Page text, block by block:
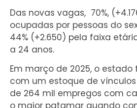
Das novas vagas, 70%,
ocupadas por pessoas do
44% (+2.650) pela faixa
a 24 anos.
Em março de 2025, o
com um estoque de
de 264 mil empregos com
o maior patamar quando